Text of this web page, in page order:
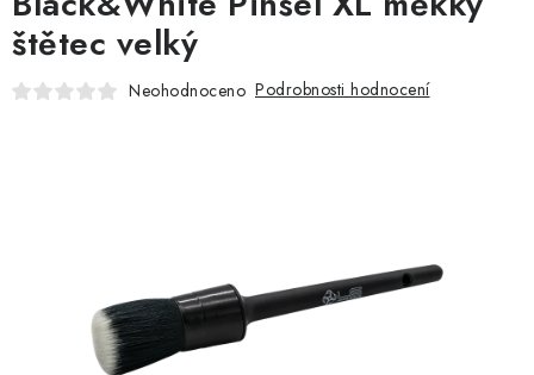
EXTERIÉR
INTERIÉR
NAŠE SLUŽBY
štětec velký
Neohodnoceno Podrobnosti hodnocení